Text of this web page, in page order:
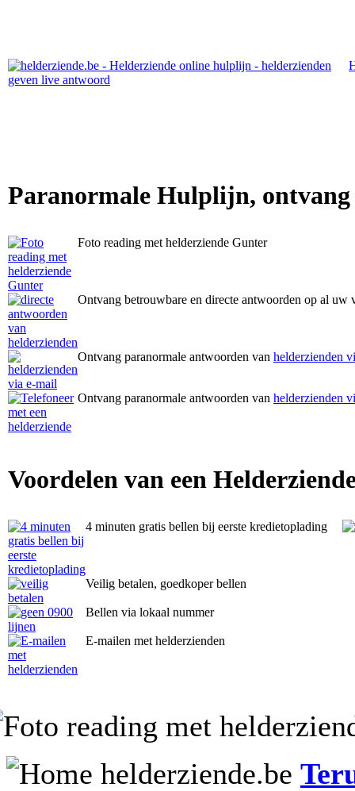
Paranormale Hulplijn,
Foto reading met helderziende Gunter
Ontvang betrouwbare en directe antwoorden op al uw
Ontvang paranormale antwoorden van helderzienden
Ontvang paranormale antwoorden van helderzienden
Voordelen van een
4 minuten gratis bellen bij eerste kredietoplading
Veilig betalen, goedkoper bellen
Bellen via lokaal nummer
E-mailen met helderzienden